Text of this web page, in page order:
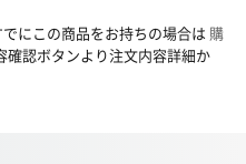
にこの商品をお持ちの場合は 購
確認ボタンより注文内容詳細か